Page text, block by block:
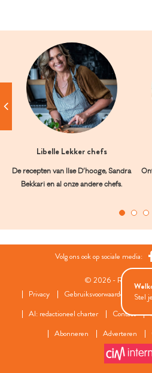
Libelle Lekker chefs
De recepten van Ilse D’hooge, Sandra
Bekkari en al onze andere chefs.
Volg ons ook op sociale media:
© 2026 - Roularta
Privacy
Gebruiksvoorwaarden
AI: redactioneel charter
Contact
Abonneren
Adverteren
Stel